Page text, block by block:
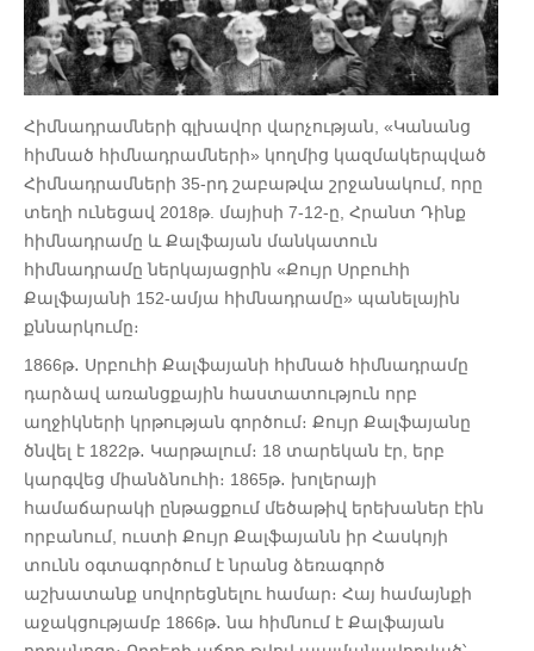
Հիմնադրամների գլխավոր վարչության, «Կանանց
հիմնած հիմնադրամների» կողմից կազմակերպված
Հիմնադրամների 35-րդ շաբաթվա շրջանակում, որը
տեղի ունեցավ 2018թ. մայիսի 7-12-ը, Հրանտ Դինք
հիմնադրամը և Քալֆայան մանկատուն
հիմնադրամը ներկայացրին «Քույր Սրբուհի
Քալֆայանի 152-ամյա հիմնադրամը» պանելային
քննարկումը։
1866թ․ Սրբուհի Քալֆայանի հիմնած հիմնադրամը
դարձավ առանցքային հաստատություն որբ
աղջիկների կրթության գործում։ Քույր Քալֆայանը
ծնվել է 1822թ․ Կարթալում։ 18 տարեկան էր, երբ
կարգվեց միանձնուհի։ 1865թ․ խոլերայի
համաճարակի ընթացքում մեծաթիվ երեխաներ էին
որբանում, ուստի Քույր Քալֆայանն իր Հասկոյի
տունն օգտագործում է նրանց ձեռագործ
աշխատանք սովորեցնելու համար։ Հայ համայնքի
աջակցությամբ 1866թ․ նա հիմնում է Քալֆայան